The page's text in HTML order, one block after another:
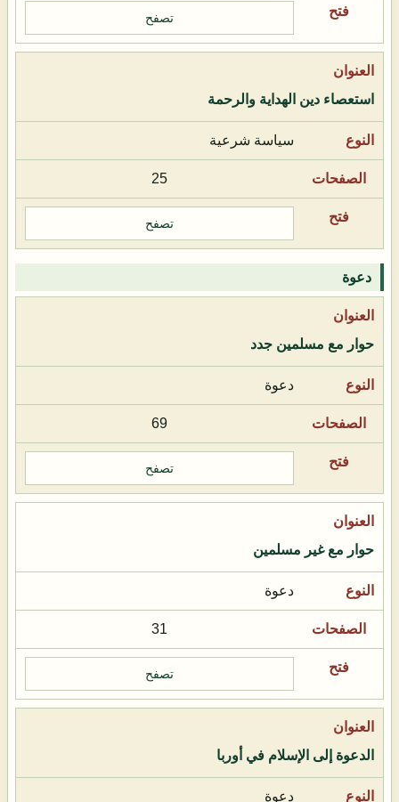
تصفح
استعصاء دين الهداية والرحمة
سياسة شرعية
25
تصفح
دعوة
حوار مع مسلمين جدد
دعوة
69
تصفح
حوار مع غير مسلمين
دعوة
31
تصفح
الدعوة إلى الإسلام في أوربا
دعوة